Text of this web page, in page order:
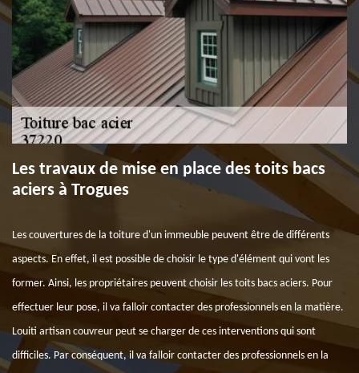
Les travaux de mise en place des toits bacs
aciers à Trogues
Les couvertures de la toiture d'un immeuble peuvent être de différents
aspects. En effet, il est possible de choisir le type d'élément qui vont les
former. Ainsi, les propriétaires peuvent choisir les toits bacs aciers. Pour
effectuer leur pose, il va falloir contacter des professionnels en la matière.
Louiti artisan couvreur peut se charger de ces interventions qui sont
difficiles. Par conséquent, il va falloir contacter des professionnels en la